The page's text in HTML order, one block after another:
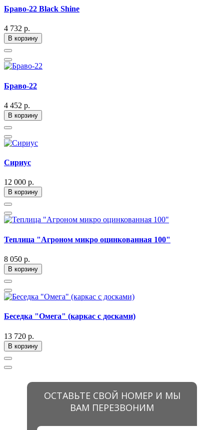
Браво-22 Black Shine
4 732 р.
В корзину
Браво-22
4 452 р.
В корзину
Сириус
12 000 р.
В корзину
Теплица "Агроном микро оцинкованная 100"
8 050 р.
В корзину
Беседка "Омега" (каркас с досками)
13 720 р.
В корзину
ОСТАВЬТЕ СВОЙ НОМЕР И МЫ
ВАМ ПЕРЕЗВОНИМ